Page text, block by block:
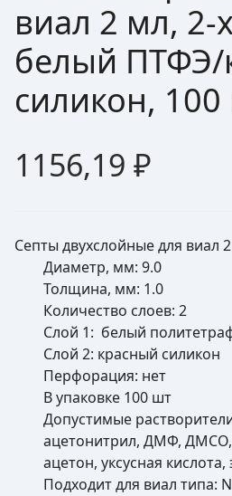
виал 2 мл, 2-
белый ПТФЭ/
силикон,
1156,19 ₽
Септы двухслойные для виал
Диаметр, мм: 9.0
Толщина, мм: 1.0
Количество слоев: 2
Слой 1: белый
Слой 2: красный силикон
Перфорация: нет
В упаковке 100 шт
Допустимые
ацетонитрил, ДМФ, ДМСО,
ацетон, уксусная
Подходит для виал типа: